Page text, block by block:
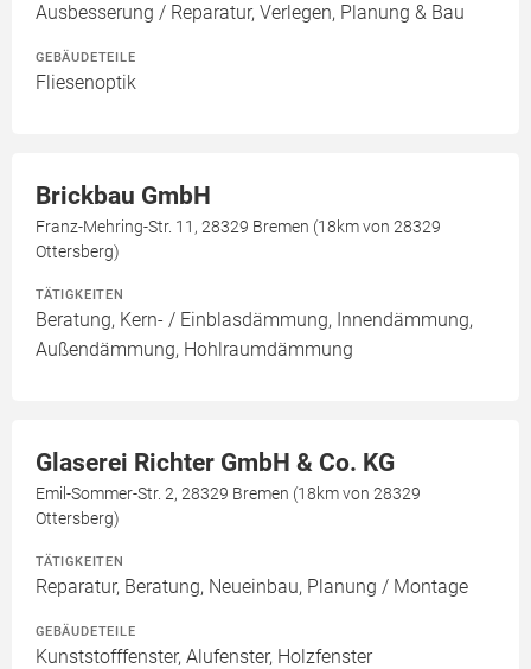
Ausbesserung / Reparatur, Verlegen, Planung & Bau
GEBÄUDETEILE
Fliesenoptik
Brickbau GmbH
Franz-Mehring-Str. 11, 28329 Bremen (18km von 28329
Ottersberg)
TÄTIGKEITEN
Beratung, Kern- / Einblasdämmung, Innendämmung,
Außendämmung, Hohlraumdämmung
Glaserei Richter GmbH & Co. KG
Emil-Sommer-Str. 2, 28329 Bremen (18km von 28329
Ottersberg)
TÄTIGKEITEN
Reparatur, Beratung, Neueinbau, Planung / Montage
GEBÄUDETEILE
Kunststofffenster, Alufenster, Holzfenster